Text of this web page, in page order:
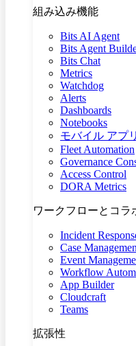
組み込み機能
Bits AI Agent
Bits Agent
Bits Chat
Metrics
Watchdog
Alerts
Dashboards
Notebooks
モバイル アプリ
Fleet Automation
Governance
Access Control
DORA Metrics
ワークフローとコラ
Incident
Case
Event
Workflow
App Builder
Cloudcraft
Teams
拡張性